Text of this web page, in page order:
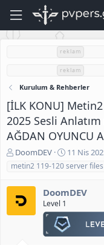
reklam
reklam
Kurulum & Rehberler
[İLK KONU]
2025 Sesli Anlatım
AĞDAN OYUNCU
K
o
u
S
a
h
DoomDEV
B
a
a
g
ı
ç
11 Nis
metin2 119-120 server files
DoomDEV
Level 1